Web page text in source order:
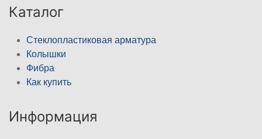
Каталог
Стеклопластиковая арматура
Колышки
Фибра
Как купить
Информация